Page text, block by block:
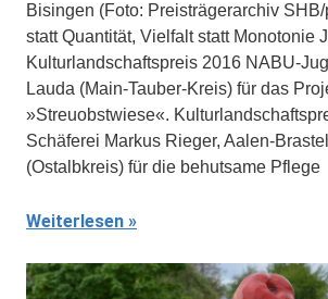
Bisingen (Foto: Preisträgerarchiv
statt Quantität, Vielfalt statt Monotonie
Kulturlandschaftspreis 2016 NABU-
Lauda (Main-Tauber-Kreis) für das
»Streuobstwiese«.
Schäferei Markus Rieger, Aalen-
(Ostalbkreis) für die behutsame Pflege
Weiterlesen